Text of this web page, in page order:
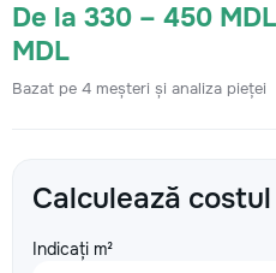
De la 330 – 450
MDL
Bazat pe 4 meșteri și analiza pieței
Calculează costul
Indicați m²